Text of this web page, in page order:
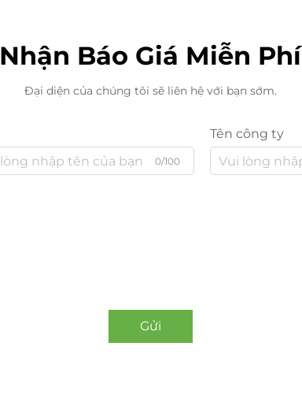
Nhận Báo Giá Miễn Phí
Đại diện của chúng tôi sẽ liên hệ với bạn sớm.
0/100
Tên công ty
Gửi